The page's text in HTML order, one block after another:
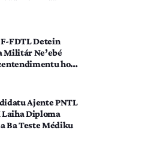
FDTL Detein
Militár Ne’ebé
ho
Ajente PNTL
Laiha Diploma
Ba Teste Médiku